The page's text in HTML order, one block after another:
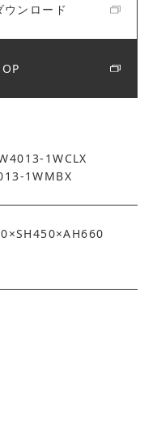
ンロード
1WCLX
1WMBX